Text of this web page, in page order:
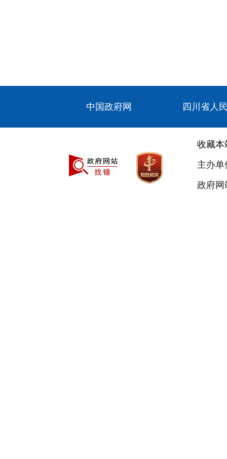
中国政府网 四川省人
收藏本
主办
政府网